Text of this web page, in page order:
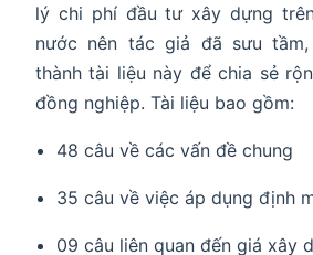
lý chi phí đầu tư xây dựng
nước nên tác giả đã sưu
thành tài liệu này để chia sẻ
đồng nghiệp. Tài liệu bao gồm:
48 câu về các vấn đề chung
35 câu về việc áp dụng định
09 câu liên quan đến giá xây